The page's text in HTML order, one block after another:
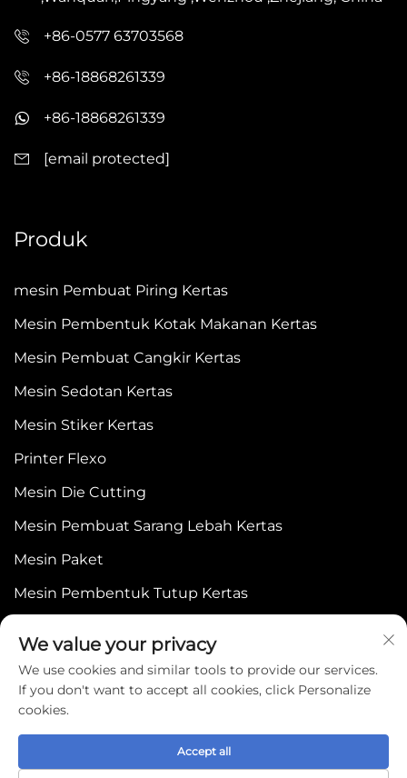
+86-0577 63703568
+86-18868261339
+86-18868261339
[email protected]
Produk
mesin Pembuat Piring Kertas
Mesin Pembentuk Kotak Makanan Kertas
Mesin Pembuat Cangkir Kertas
Mesin Sedotan Kertas
Mesin Stiker Kertas
Printer Flexo
Mesin Die Cutting
Mesin Pembuat Sarang Lebah Kertas
Mesin Paket
Mesin Pembentuk Tutup Kertas
Kebijakan Privasi
We value your privacy
We use cookies and similar tools to provide our services.
If you don't want to accept all cookies, click Personalize
cookies.
Accept all